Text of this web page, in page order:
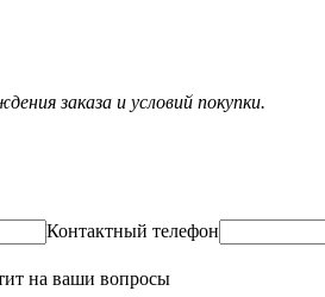
заказа и условий покупки.
Контактный телефон
на ваши вопросы